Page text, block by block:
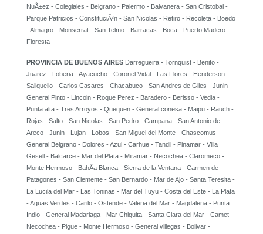
NuÃ±ez - Colegiales - Belgrano - Palermo - Balvanera - San Cristobal -
Parque Patricios - ConstituciÃ³n - San Nicolas - Retiro - Recoleta - Boedo
- Almagro - Monserrat - San Telmo - Barracas - Boca - Puerto Madero -
Floresta
PROVINCIA DE BUENOS AIRES Darregueira - Tornquist - Benito -
Juarez - Loberia - Ayacucho - Coronel Vidal - Las Flores - Henderson -
Saliquello - Carlos Casares - Chacabuco - San Andres de Giles - Junin -
General Pinto - Lincoln - Roque Perez - Baradero - Berisso - Vedia -
Punta alta - Tres Arroyos - Quequen - General conesa - Maipu - Rauch -
Rojas - Salto - San Nicolas - San Pedro - Campana - San Antonio de
Areco - Junin - Lujan - Lobos - San Miguel del Monte - Chascomus -
General Belgrano - Dolores - Azul - Carhue - Tandil - Pinamar - Villa
Gesell - Balcarce - Mar del Plata - Miramar - Necochea - Claromeco -
Monte Hermoso - BahÃ­a Blanca - Sierra de la Ventana - Carmen de
Patagones - San Clemente - San Bernardo - Mar de Ajo - Santa Teresita -
La Lucila del Mar - Las Toninas - Mar del Tuyu - Costa del Este - La Plata
- Aguas Verdes - Carilo - Ostende - Valeria del Mar - Magdalena - Punta
Indio - General Madariaga - Mar Chiquita - Santa Clara del Mar - Camet -
Necochea - Pigue - Monte Hermoso - General villegas - Bolivar -